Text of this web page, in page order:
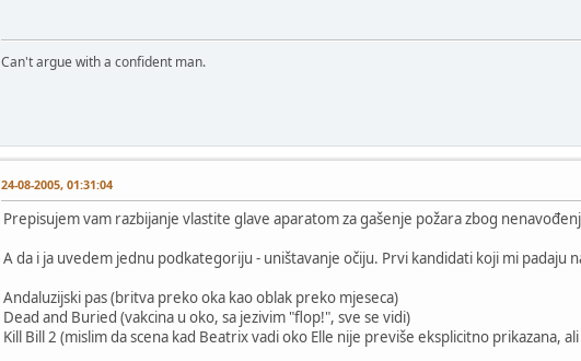
Can't argue with a confident man.
24-08-2005, 01:31:04
Prepisujem vam razbijanje vlastite glave aparatom za gašenje požara zbog
A da i ja uvedem jednu podkategoriju - uništavanje očiju. Prvi kandidati koji mi padaju
Andaluzijski pas (britva preko oka kao oblak preko mjeseca)
Dead and Buried (vakcina u oko, sa jezivim "flop!", sve se vidi)
Kill Bill 2 (mislim da scena kad Beatrix vadi oko Elle nije previše eksplicitno prikazana,